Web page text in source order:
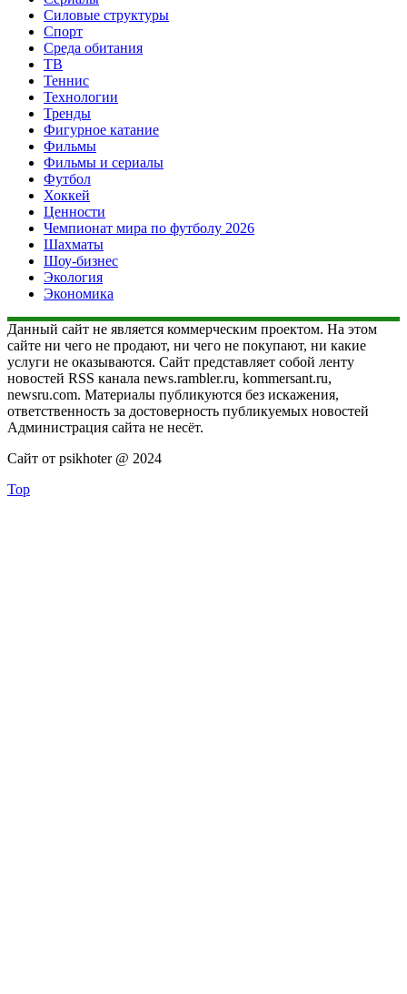
Силовые структуры
Спорт
Среда обитания
ТВ
Теннис
Технологии
Тренды
Фигурное катание
Фильмы
Фильмы и сериалы
Футбол
Хоккей
Ценности
Чемпионат мира по футболу 2026
Шахматы
Шоу-бизнес
Экология
Экономика
Данный сайт не является коммерческим проектом. На этом
сайте ни чего не продают, ни чего не покупают, ни какие
услуги не оказываются. Сайт представляет собой ленту
новостей RSS канала news.rambler.ru, kommersant.ru,
newsru.com. Материалы публикуются без искажения,
ответственность за достоверность публикуемых новостей
Администрация сайта не несёт.
Сайт от psikhoter @ 2024
Top